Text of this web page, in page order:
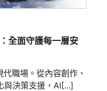
全面守護每一層安
職場。從內容創作、
與決策支援，AI[...]